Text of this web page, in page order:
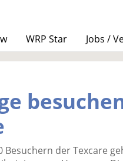
WRP Star
Jobs /
Besuchern der Texcare